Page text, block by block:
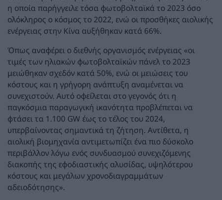
η οποία παρήγγειλε τόσα φωτοβολταϊκά το 2023 όσο
ολόκληρος ο κόσμος το 2022, ενώ οι προσθήκες αιολικής
ενέργειας στην Κίνα αυξήθηκαν κατά 66%.
Όπως αναφέρει ο διεθνής οργανισμός ενέργειας «οι
τιμές των ηλιακών φωτοβολταϊκών πάνελ το 2023
μειώθηκαν σχεδόν κατά 50%, ενώ οι μειώσεις του
κόστους και η γρήγορη ανάπτυξη αναμένεται να
συνεχιστούν. Αυτό οφείλεται στο γεγονός ότι η
παγκόσμια παραγωγική ικανότητα προβλέπεται να
φτάσει τα 1.100 GW έως το τέλος του 2024,
υπερβαίνοντας σημαντικά τη ζήτηση. Αντίθετα, η
αιολική βιομηχανία αντιμετωπίζει ένα πιο δύσκολο
περιβάλλον λόγω ενός συνδυασμού συνεχιζόμενης
διακοπής της εφοδιαστικής αλυσίδας, υψηλότερου
κόστους και μεγάλων χρονοδιαγραμμάτων
αδειοδότησης».